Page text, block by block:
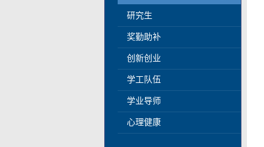
研究生
奖勤助补
创新创业
学工队伍
学业导师
心理健康